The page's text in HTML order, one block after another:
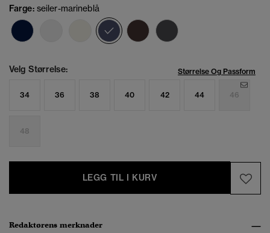
Farge: seiler-marineblå
valgt
Velg Størrelse: Størrelse Og Passform
34 36 38 40 42 44 46
48
LEGG TIL I KURV
Redaktørens merknader